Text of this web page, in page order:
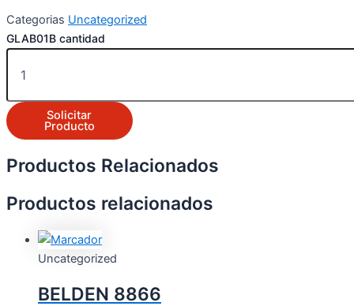
Categorias Uncategorized
GLAB01B cantidad
Solicitar
Producto
Productos Relacionados
Productos relacionados
Uncategorized
BELDEN 8866